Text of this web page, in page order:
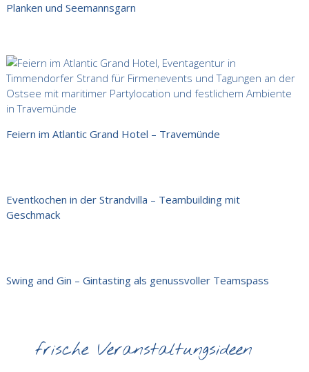
Planken und Seemannsgarn
Feiern im Atlantic Grand Hotel – Travemünde
Eventkochen in der Strandvilla – Teambuilding mit
Geschmack
Swing and Gin – Gintasting als genussvoller Teamspass
frische Veranstaltungsideen